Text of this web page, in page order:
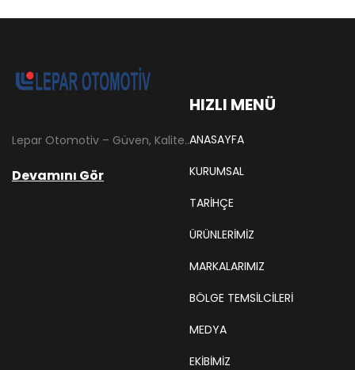
Lepar Otomotiv – Güven, Kalite ve İstikrarın Adresi Lepar Otomotiv, Türkiye’nin otomotiv yedek parça sektöründe köklü bir geçmişe sahip, yenilikçi ve öncü firmalarından biridir. 1966 yılında Hüsnü Leblebici tarafından Tokat’ta mütevazı bir girişim olarak kurulan firmamız, ilk etapta Ford kamyonları, Ford Otosan minibüsleri ve Anadol marka araçların ünite ve yedek parçalarının satışını gerçekleştirerek sektöre adım atmıştır.
Devamını Gör
HIZLI MENÜ
ANASAYFA
KURUMSAL
TARIHÇE
ÜRÜNLERİMİZ
MARKALARIMIZ
BÖLGE TEMSILCILERI
MEDYA
EKIBIMIZ